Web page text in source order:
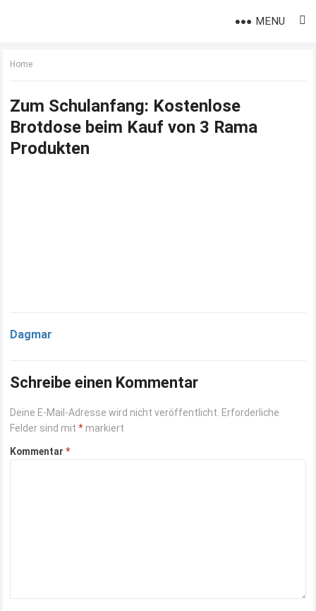
MENU
Home
Zum Schulanfang: Kostenlose
Brotdose beim Kauf von 3 Rama
Produkten
Dagmar
Schreibe einen Kommentar
Deine E-Mail-Adresse wird nicht veröffentlicht. Erforderliche
Felder sind mit* markiert
Kommentar*